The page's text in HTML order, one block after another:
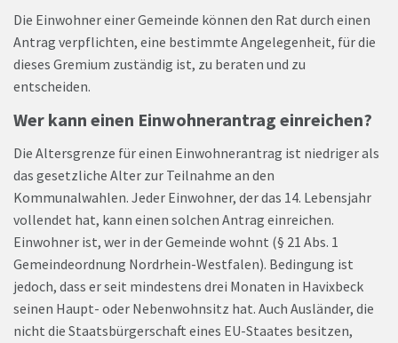
Die Einwohner einer Gemeinde können den Rat durch einen
Antrag verpflichten, eine bestimmte Angelegenheit, für die
dieses Gremium zuständig ist, zu beraten und zu
entscheiden.
Wer kann einen Einwohnerantrag einreichen?
Die Altersgrenze für einen Einwohnerantrag ist niedriger als
das gesetzliche Alter zur Teilnahme an den
Kommunalwahlen. Jeder Einwohner, der das 14. Lebensjahr
vollendet hat, kann einen solchen Antrag einreichen.
Einwohner ist, wer in der Gemeinde wohnt (§ 21 Abs. 1
Gemeindeordnung Nordrhein-Westfalen). Bedingung ist
jedoch, dass er seit mindestens drei Monaten in Havixbeck
seinen Haupt- oder Nebenwohnsitz hat. Auch Ausländer, die
nicht die Staatsbürgerschaft eines EU-Staates besitzen,